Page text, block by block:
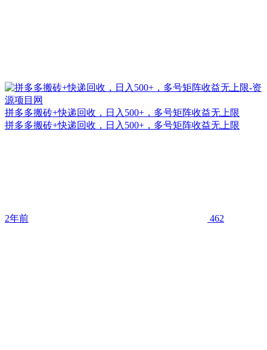
拼多多搬砖+快递回收，日入500+，多号矩阵收益无上限
拼多多搬砖+快递回收，日入500+，多号矩阵收益无上限
2年前 462